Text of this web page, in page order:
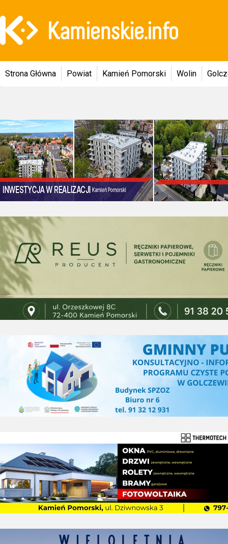
Strona Główna Powiat Kamień Pomorski Wolin